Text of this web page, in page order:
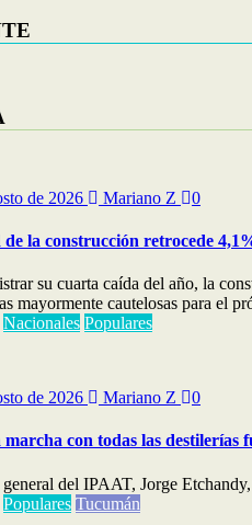
de 2026 Mariano Z 0
la construcción retrocede
su cuarta caída del año, la
mayormente cautelosas para el
Nacionales Populares
de 2026 Mariano Z 0
con todas las destilerías
del IPAAT, Jorge
Populares Tucumán